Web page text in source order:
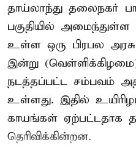
தாய்லாந்து தலைநகர்
பகுதியில் அமைந்துள்ள
உள்ள ஒரு பிரபல
இன்று (வெள்ளிக்கிழமை)
நடத்தப்பட்ட சம்பவம்
உள்ளது. இதில்
காயங்கள் ஏற்பட்டதாக
தெரிவிக்கின்றன.